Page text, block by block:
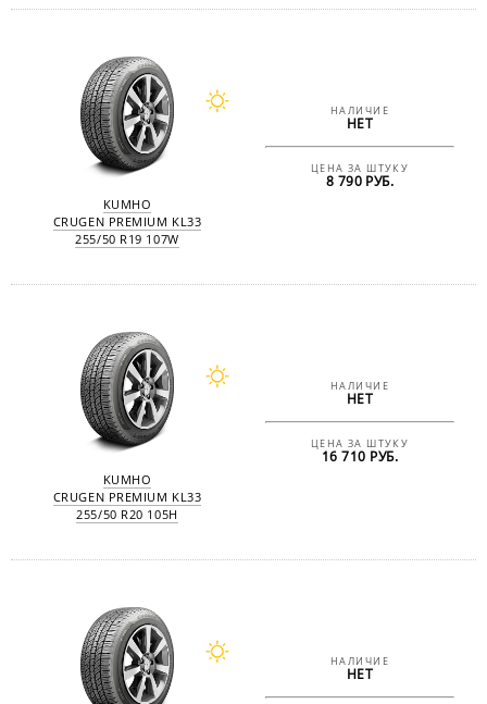
KUMHO
CRUGEN PREMIUM KL33
255/50 R19 107W
НАЛИЧИЕ
НЕТ
ЦЕНА ЗА ШТУКУ
8 790 РУБ.
KUMHO
CRUGEN PREMIUM KL33
255/50 R20 105H
НАЛИЧИЕ
НЕТ
ЦЕНА ЗА ШТУКУ
16 710 РУБ.
НАЛИЧИЕ
НЕТ